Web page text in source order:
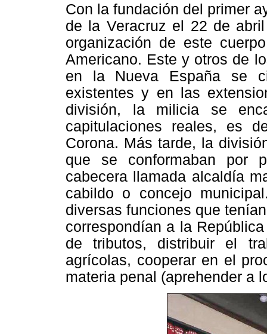
Con la fundación del primer
de la Veracruz el 22 de
organización de este
Americano. Este y otros de
en la Nueva España se
existentes y en las
división, la milicia se
capitulaciones reales, es
Corona. Más tarde, la
que se conformaban por
cabecera llamada alcaldía
cabildo o concejo
diversas funciones que
correspondían a la
de tributos, distribuir el
agrícolas, cooperar en el
materia penal (aprehender a